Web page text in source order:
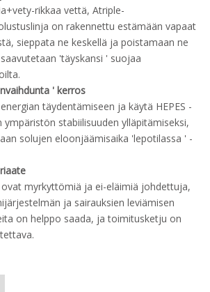
rikkaa vettä, Atriple-
on rakennettu estämään vapaat
sieppata ne keskellä ja poistamaan ne
'täyskansi ' suojaa
' kerros
täydentämiseen ja käytä HEPES -
ympäristön stabiilisuuden ylläpitämiseksi,
solujen eloonjäämisaika 'lepotilassa ' -
ovat myrkyttömiä ja ei-eläimiä johdettuja,
ja sairauksien leviämisen
on helppo saada, ja toimitusketju on